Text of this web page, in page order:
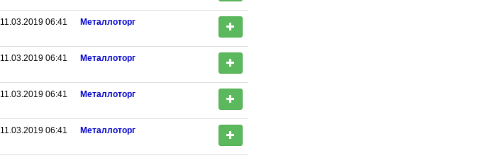
11.03.2019 06:41 Металлоторг
11.03.2019 06:41 Металлоторг
11.03.2019 06:41 Металлоторг
11.03.2019 06:41 Металлоторг